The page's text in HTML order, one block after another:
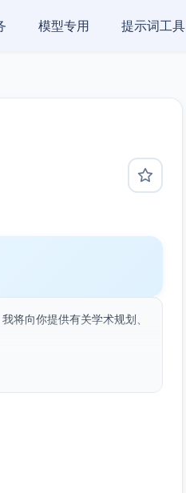
模型专用 提示词工具
将向你提供有关学术规划、